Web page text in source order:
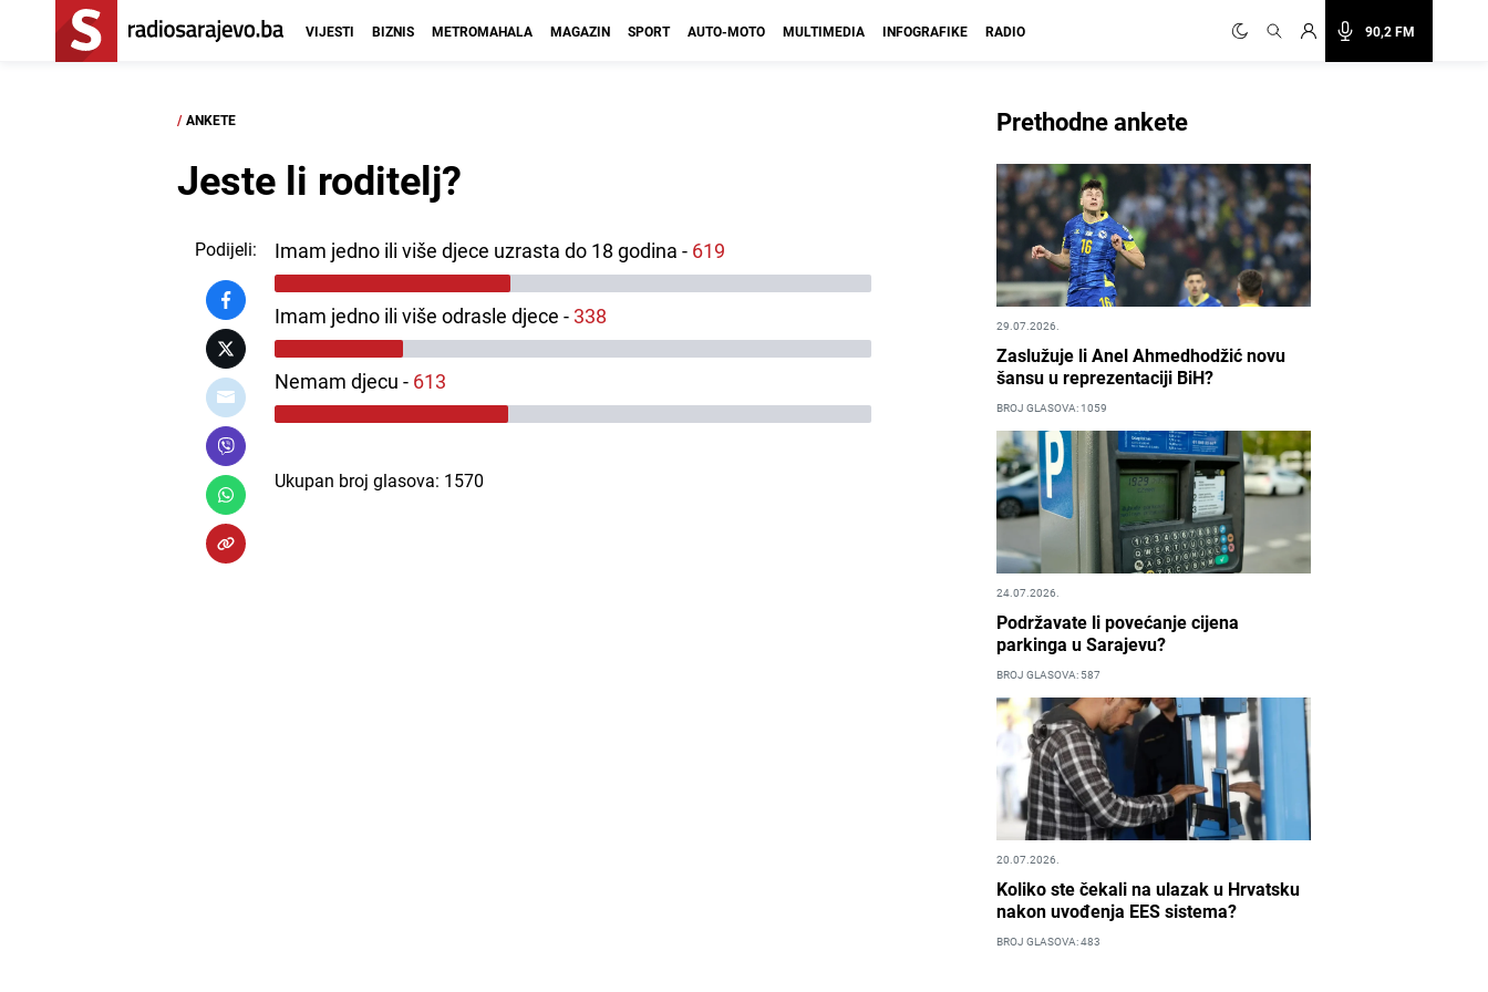
90,2 FM
VIJESTI BIZNIS METROMAHALA MAGAZIN SPORT AUTO-MOTO MULTIMEDIA INFOGRAFIKE RADIO
/ ANKETE
Jeste li roditelj?
Podijeli: Imam jedno ili više djece uzrasta do 18 godina - 619
Imam jedno ili više odrasle djece - 338
Nemam djecu - 613
Ukupan broj glasova: 1570
Prethodne ankete
29.07.2026.
Zaslužuje li Anel Ahmedhodžić novu
šansu u reprezentaciji BiH?
BROJ GLASOVA: 1059
24.07.2026.
Podržavate li povećanje cijena
parkinga u Sarajevu?
BROJ GLASOVA: 587
20.07.2026.
Koliko ste čekali na ulazak u Hrvatsku
nakon uvođenja EES sistema?
BROJ GLASOVA: 483